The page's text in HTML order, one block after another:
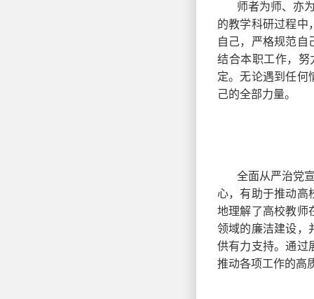
师者为师、亦
的教学科研过程中
自己，严格规范自
结合本职工作，
定。无论遇到任何
己的全部力量。
全面从严治党
心，有助于推动高
地理解了高校教师
领域的廉洁建设，
供有力支持。通过
推动各项工作的高